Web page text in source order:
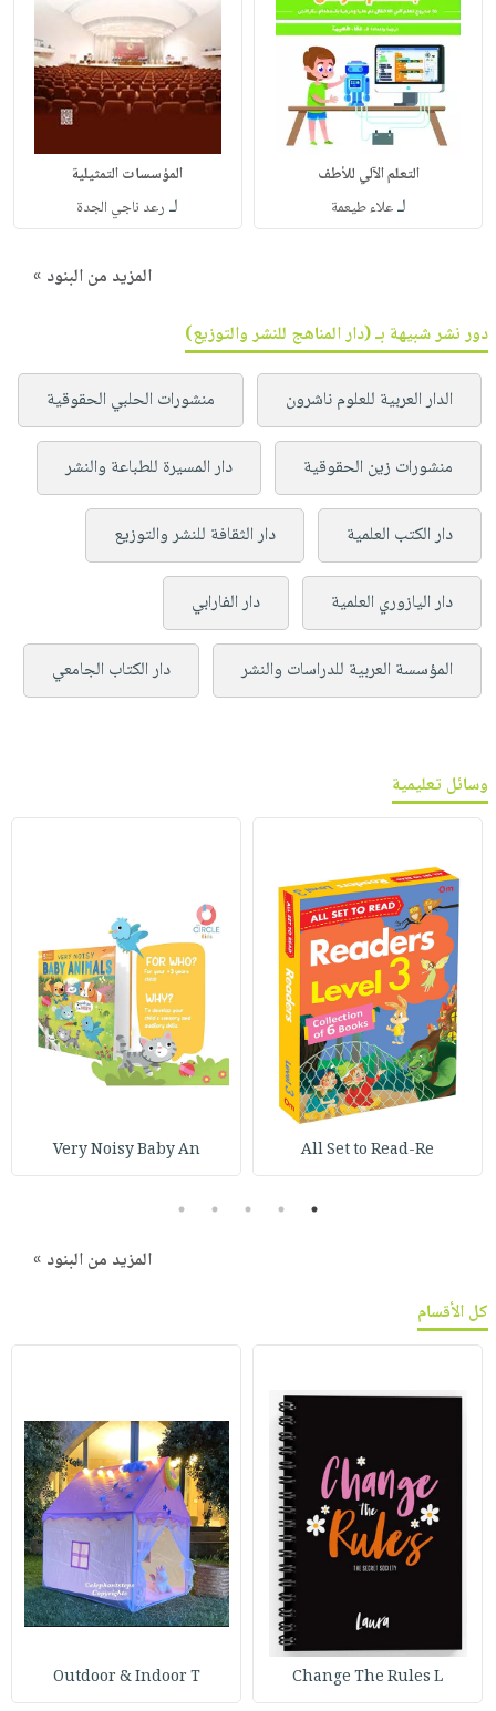
التعلم الآلي للأطف
لـعلاء طيعمة
المؤسسات التمثيلية
لـ رعد ناجي الجدة
المزيد من البنود »
دور نشر شبيهة بـ (دار المناهج للنشر والتوزيع)
الدار العربية للعلوم ناشرون منشورات الحلبي الحقوقية
منشورات زين الحقوقية دار المسيرة للطباعة والنشر
دار الكتب العلمية دار الثقافة للنشر والتوزيع
دار اليازوري العلمية دار الفارابي
المؤسسة العربية للدراسات والنشر دار الكتاب الجامعي
وسائل تعليمية
All Set to Read-Re
Very Noisy Baby An
1
2
3
4
5
المزيد من البنود »
كل الأقسام
Change The Rules L
Outdoor & Indoor T